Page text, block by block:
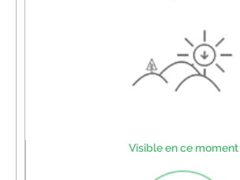
Visible en ce moment